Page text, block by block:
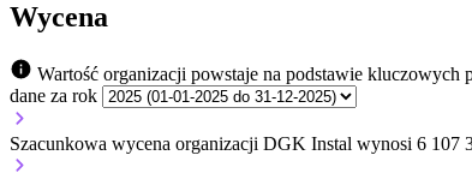
Wycena
Wartość organizacji powstaje na podstawie
dane za rok
Szacunkowa wycena organizacji DGK Instal wynosi 6 107